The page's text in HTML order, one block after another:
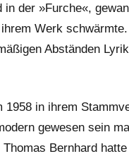
der »Furche«,
Werk
Abständen
1958 in ihrem
gewesen sein
Bernhard